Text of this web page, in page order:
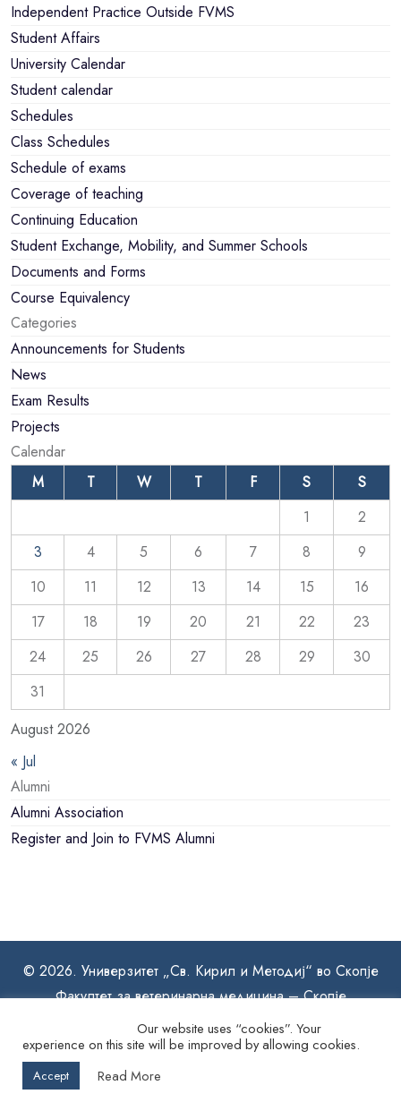
Independent Practice Outside FVMS
Student Affairs
University Calendar
Student calendar
Schedules
Class Schedules
Schedule of exams
Coverage of teaching
Continuing Education
Student Exchange, Mobility, and Summer Schools
Documents and Forms
Course Equivalency
Categories
Announcements for Students
News
Exam Results
Projects
Calendar
August 2026
M T W T F S
S
1
2
3
4 5 6 7 8
9
10
11 12 13 14 15
16
17
18 19 20 21 22
23
24
25 26 27 28 29
30
31
« Jul
Alumni
Alumni Association
Register and Join to FVMS Alumni
© 2026. Универзитет „Св. Кирил и Методиј“ во Скопје
Факултет за ветеринарна медицина – Скопје
Our website uses “cookies”. Your
experience on this site will be improved by allowing cookies.
Accept Read More